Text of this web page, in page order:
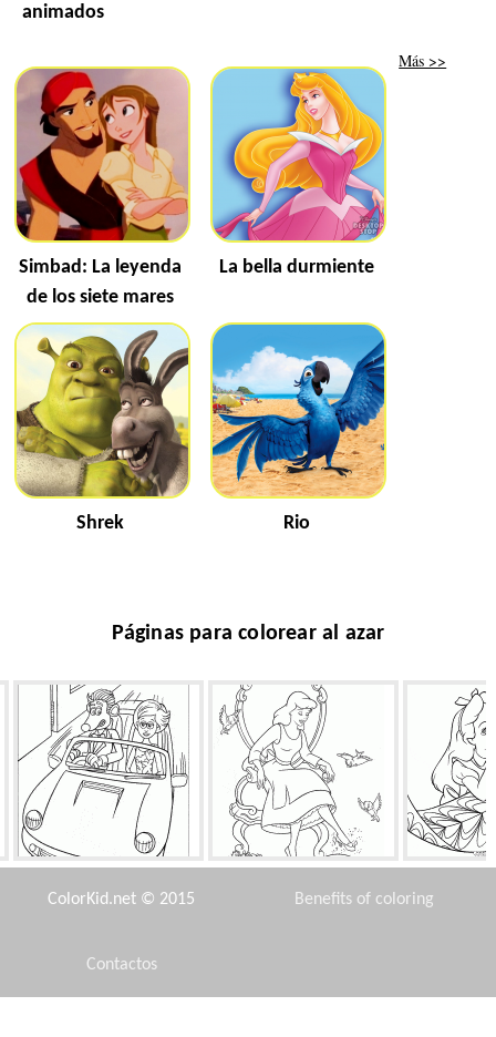
animados
Simbad: La leyenda
de los siete mares
La bella durmiente
Shrek Rio
Más >>
Páginas para colorear al azar
Roddy St. James
Cenicienta y una zapatilla de
ColorKid.net © 2015 Benefits of coloring
Contactos